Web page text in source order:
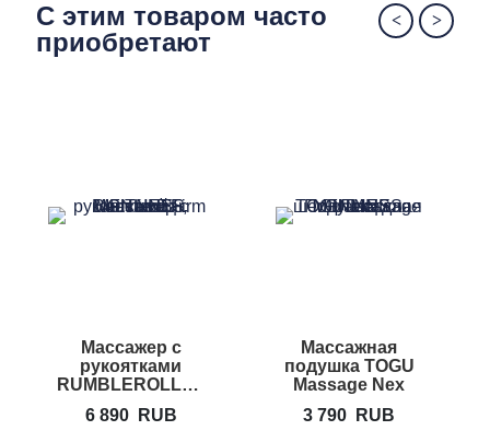
С этим товаром часто
приобретают
Массажер с
рукоятками
RUMBLEROLLER
6 890 RUB
Массажная
подушка TOGU
Massage Nex
3 790
RUB